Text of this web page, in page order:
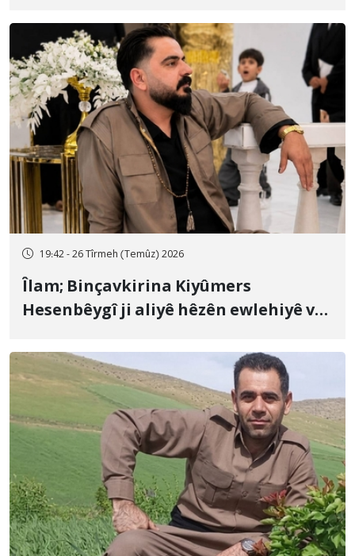
19:42 - 26 Tîrmeh (Temûz) 2026
Îlam; Binçavkirina Kiyûmers
Hesenbêygî ji aliyê hêzên ewlehiyê ve